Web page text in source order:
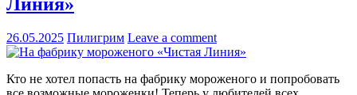
26.05.2025 Пилигрим Leave a comment
Кто не хотел попасть на фабрику мороженого и попробовать